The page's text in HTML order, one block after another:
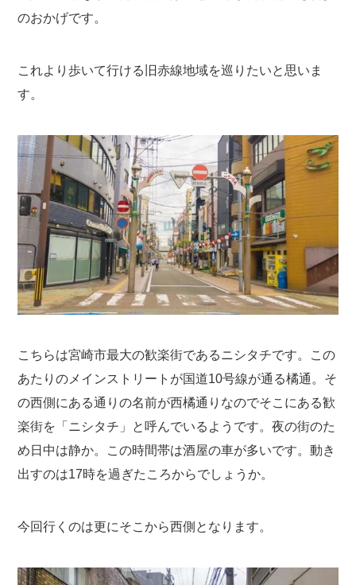
のおかげです。
これより歩いて行ける旧赤線地域を巡りたいと思いま
す。
こちらは宮崎市最大の歓楽街であるニシタチです。この
あたりのメインストリートが国道10号線が通る橘通。そ
の西側にある通りの名前が西橘通りなのでそこにある歓
楽街を「ニシタチ」と呼んでいるようです。夜の街のた
め日中は静か。この時間帯は酒屋の車が多いです。動き
出すのは17時を過ぎたころからでしょうか。
今回行くのは更にそこから西側となります。